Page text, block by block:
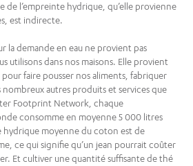
de l’empreinte hydrique, qu’elle provienne
est indirecte.
la demande en eau ne provient pas
utilisons dans nos maisons. Elle provient
pour faire pousser nos aliments, fabriquer
autres produits et services que
Footprint Network, chaque
consomme en moyenne 5 000 litres
hydrique moyenne du coton est de
ce qui signifie qu’un jean pourrait coûter
Et cultiver une quantité suffisante de thé